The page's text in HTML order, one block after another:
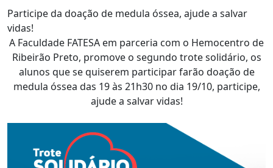
Participe da doação de medula óssea, ajude a salvar
vidas!
A Faculdade FATESA em parceria com o Hemocentro de
Ribeirão Preto, promove o segundo trote solidário, os
alunos que se quiserem participar farão doação de
medula óssea das 19 às 21h30 no dia 19/10, participe,
ajude a salvar vidas!